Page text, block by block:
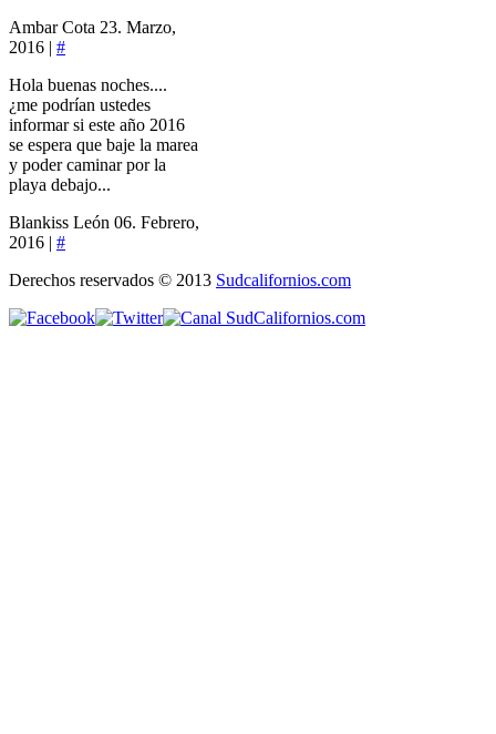
Ambar Cota 23. Marzo,
2016 | #
Hola buenas noches....
¿me podrían ustedes
informar si este año 2016
se espera que baje la marea
y poder caminar por la
playa debajo...
Blankiss León 06. Febrero,
2016 | #
Derechos reservados © 2013 Sudcalifornios.com